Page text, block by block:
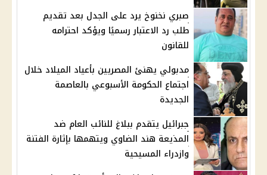
صبري نخنوخ يرد على الجدل بعد تقديم
طلب رد الاعتبار رسميًا ويؤكد احترامه
للقانون
مدبولي يهنئ المصريين بأعياد الميلاد خلال
اجتماع الحكومة الأسبوعي بالعاصمة
الجديدة
جبرائيل يتقدم ببلاغ للنائب العام ضد
المذيعة هند الضاوي ويتهمها بإثارة الفتنة
وازدراء المسيحية